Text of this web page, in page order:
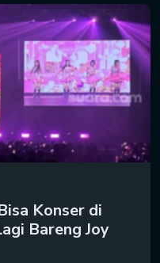
Konser di
Bareng Joy